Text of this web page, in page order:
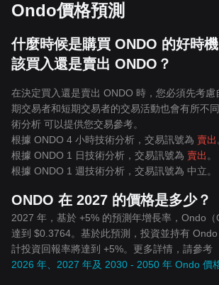
Ondo價格預測
什麼時候是購買 ONDO 的好時
該買入還是賣出 ONDO？
在決定買入還是賣出 ONDO 時，您必須先考
期交易者和短期交易者的交易活動也會有所不
術分析 可以提供您交易參考。
根據 ONDO 4 小時技術分析，交易訊號為 賣出
根據 ONDO 1 日技術分析，交易訊號為 賣出 。
根據 ONDO 1 週技術分析，交易訊號為 中立。
ONDO 在 2027 的價格是多少？
2027 年，基於 +5% 的預測年增長率，Ondo
達到 $0.3764。基於此預測，投資並持有
計投資回報率將達到 +5%。更多詳情，請參考
2026 年、2027 年及 2030 - 2050 年 Ondo 價